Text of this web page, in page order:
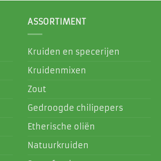
ASSORTIMENT
Kruiden en specerijen
Kruidenmixen
Zout
Gedroogde chilipepers
Etherische oliën
Natuurkruiden